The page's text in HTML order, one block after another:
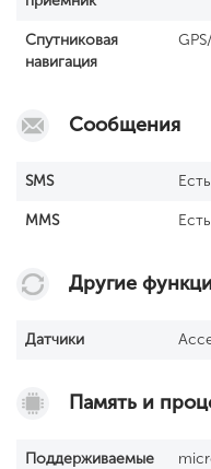
Спутниковая
навигация
Сообщения
SМS Есть
MMS Есть
Другие
Датчики
Память и
Поддерживаемые